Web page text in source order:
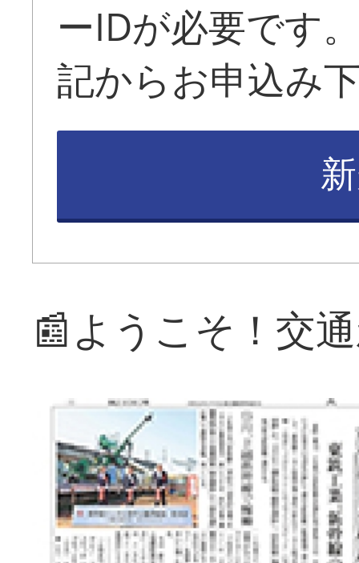
ーIDが必要です
記からお申込み
📰ようこそ！交